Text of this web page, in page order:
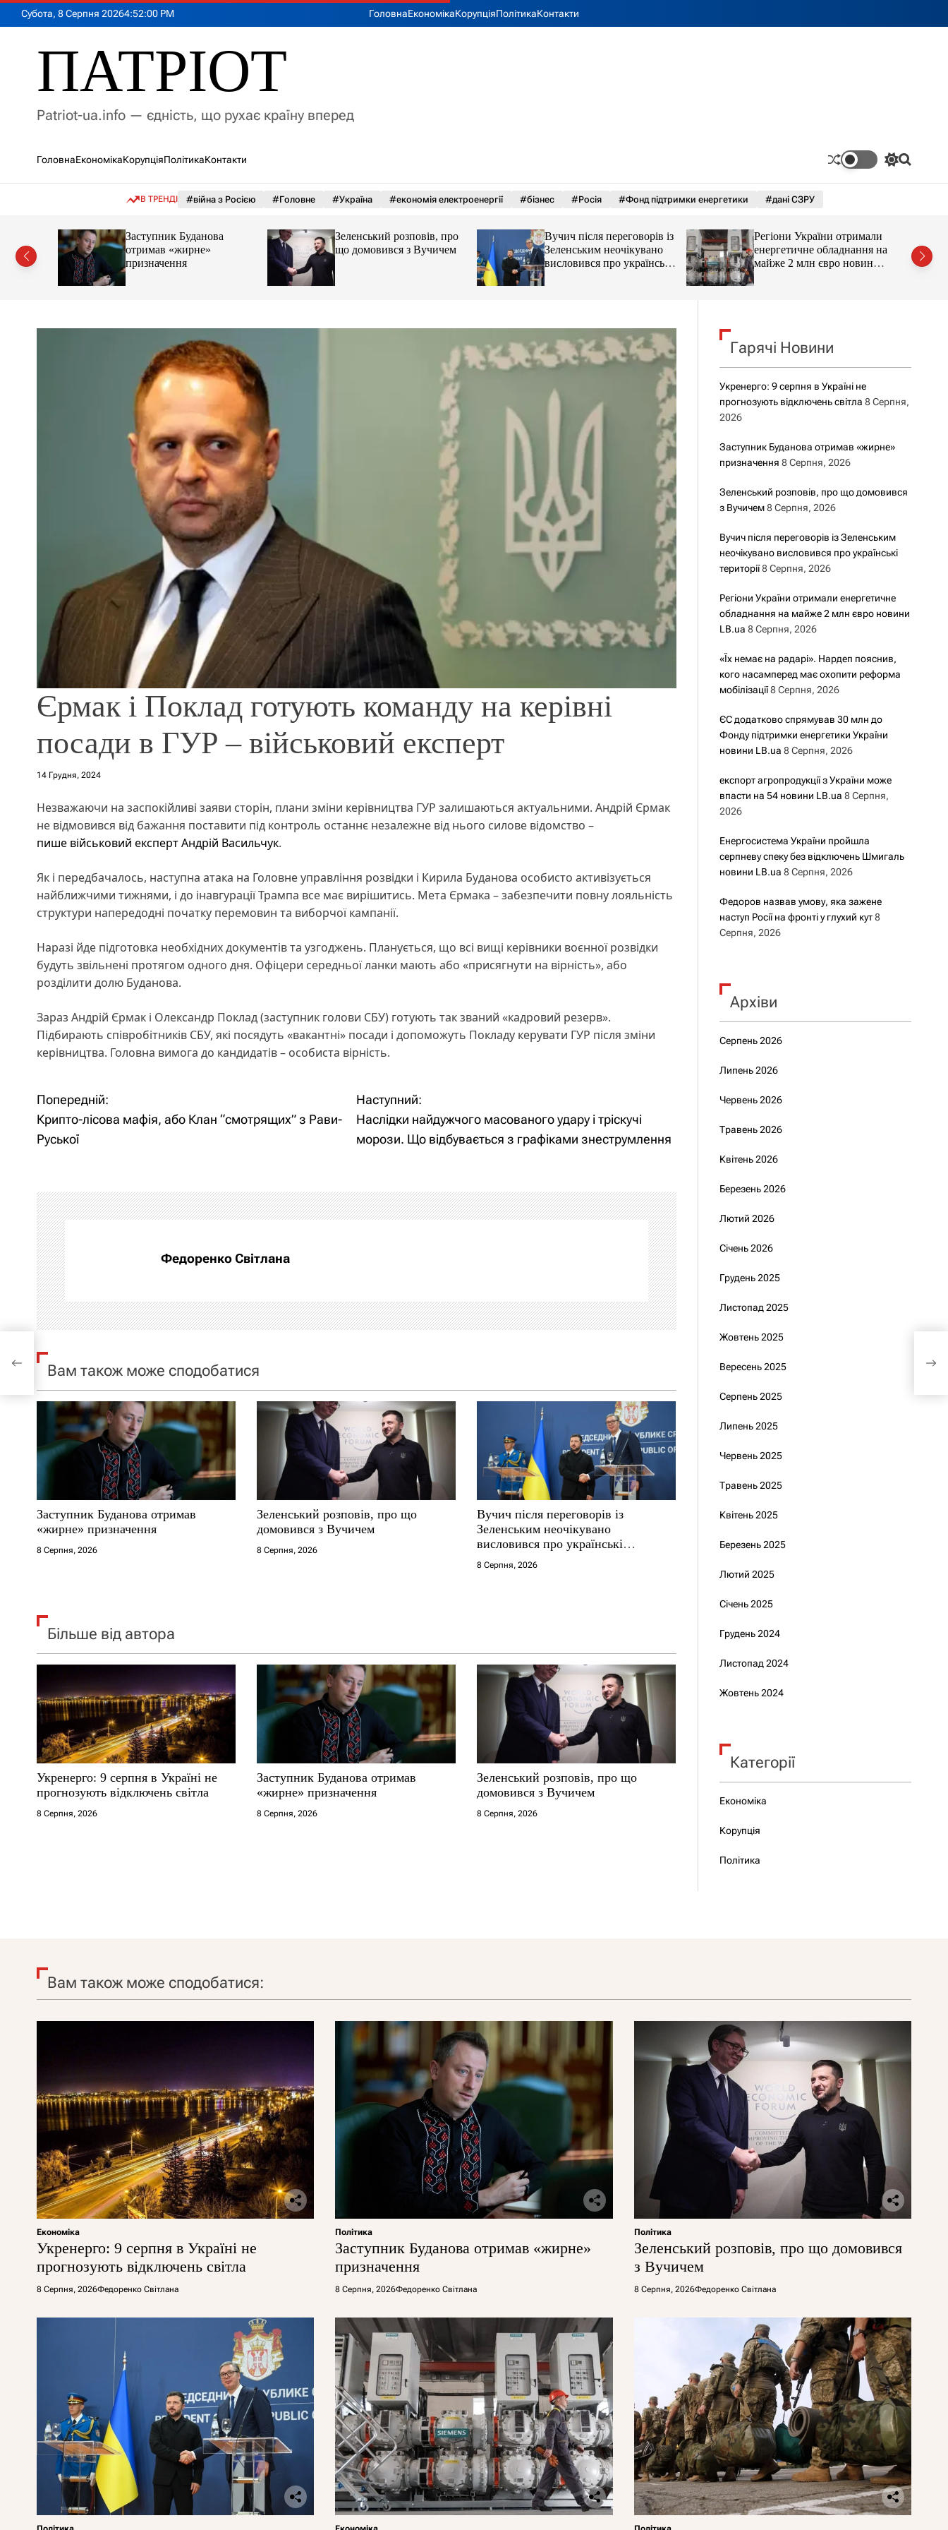
Субота, 8 Серпня 20264:52:01 PM ГоловнаЕкономікаКорупціяПолітикаКонтакти
ПАТРІОТ
Patriot-ua.info — єдність, що рухає країну вперед
ГоловнаЕкономікаКорупціяПолітикаКонтакти
П
к
а
ч
о
р
м
П
В ТРЕНДІ #війна з Росією #Головне #Україна #економія електроенергії #бізнес #Росія #Фонд підтримки енергетики #дані СЗРУ
Заступник Буданова
отримав «жирне»
призначення
Зеленський розповів, про
що домовився з Вучичем
Вучич після переговорів із
Зеленським неочікувано
висловився про українські
території
Регіони України отримали
енергетичне обладнання на
майже 2 млн євро новини
LB.ua
Єрмак і Поклад готують команду на керівні
посади в ГУР – військовий експерт
14 Грудня, 2024
Незважаючи на заспокійливі заяви сторін, плани зміни керівництва ГУР залишаються актуальними. Андрій Єрмак
не відмовився від бажання поставити під контроль останнє незалежне від нього силове відомство –
пише військовий експерт Андрій Васильчук.
Як і передбачалось, наступна атака на Головне управління розвідки і Кирила Буданова особисто активізується
найближчими тижнями, і до інавгурації Трампа все має вирішитись. Мета Єрмака – забезпечити повну лояльність
структури напередодні початку перемовин та виборчої кампанії.
Наразі йде підготовка необхідних документів та узгоджень. Планується, що всі вищі керівники воєнної розвідки
будуть звільнені протягом одного дня. Офіцери середньої ланки мають або «присягнути на вірність», або
розділити долю Буданова.
Зараз Андрій Єрмак і Олександр Поклад (заступник голови СБУ) готують так званий «кадровий резерв».
Підбирають співробітників СБУ, які посядуть «вакантні» посади і допоможуть Покладу керувати ГУР після зміни
керівництва. Головна вимога до кандидатів – особиста вірність.
Н
а
і
г
а
ц
і
я
а
с
і
в
Попередній:
Крипто-лісова мафія, або Клан “смотрящих” з Рави-
Руської
Наступний:
Наслідки найдужчого масованого удару і тріскучі
морози. Що відбувається з графіками знеструмлення
Федоренко Світлана
Вам також може сподобатися
Заступник Буданова отримав
«жирне» призначення
8 Серпня, 2026
Зеленський розповів, про що
домовився з Вучичем
8 Серпня, 2026
Вучич після переговорів із
Зеленським неочікувано
висловився про українські
території
8 Серпня, 2026
Більше від автора
Укренерго: 9 серпня в Україні не
прогнозують відключень світла
8 Серпня, 2026
Заступник Буданова отримав
«жирне» призначення
8 Серпня, 2026
Зеленський розповів, про що
домовився з Вучичем
8 Серпня, 2026
Гарячі Новини
Укренерго: 9 серпня в Україні не
прогнозують відключень світла 8 Серпня,
2026
Заступник Буданова отримав «жирне»
призначення 8 Серпня, 2026
Зеленський розповів, про що домовився
з Вучичем 8 Серпня, 2026
Вучич після переговорів із Зеленським
неочікувано висловився про українські
території 8 Серпня, 2026
Регіони України отримали енергетичне
обладнання на майже 2 млн євро новини
LB.ua 8 Серпня, 2026
«Їх немає на радарі». Нардеп пояснив,
кого насамперед має охопити реформа
мобілізації 8 Серпня, 2026
ЄС додатково спрямував 30 млн до
Фонду підтримки енергетики України
новини LB.ua 8 Серпня, 2026
експорт агропродукції з України може
впасти на 54 новини LB.ua 8 Серпня,
2026
Енергосистема України пройшла
серпневу спеку без відключень Шмигаль
новини LB.ua 8 Серпня, 2026
Федоров назвав умову, яка зажене
наступ Росії на фронті у глухий кут 8
Серпня, 2026
Архіви
Серпень 2026
Липень 2026
Червень 2026
Травень 2026
Квітень 2026
Березень 2026
Лютий 2026
Січень 2026
Грудень 2025
Листопад 2025
Жовтень 2025
Вересень 2025
Серпень 2025
Липень 2025
Червень 2025
Травень 2025
Квітень 2025
Березень 2025
Лютий 2025
Січень 2025
Грудень 2024
Листопад 2024
Жовтень 2024
Категорії
Економіка
Корупція
Політика
Вам також може сподобатися:
Економіка
Укренерго: 9 серпня в Україні не
прогнозують відключень світла
8 Серпня, 2026Федоренко Світлана
Політика
Заступник Буданова отримав «жирне»
призначення
8 Серпня, 2026Федоренко Світлана
Політика
Зеленський розповів, про що домовився
з Вучичем
8 Серпня, 2026Федоренко Світлана